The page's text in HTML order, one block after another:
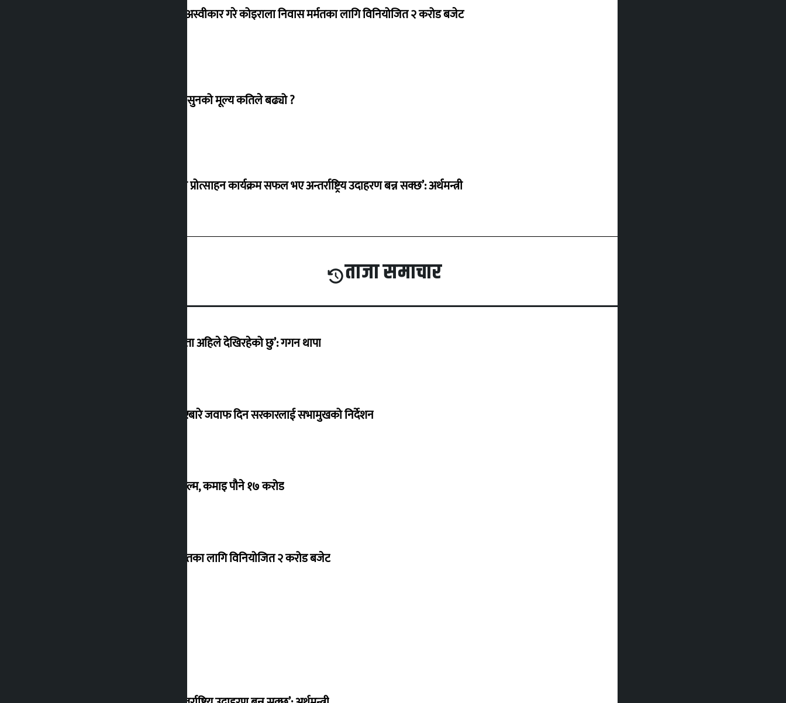
शेखरले अस्वीकार गरे कोइराला निवास मर्मतका लागि विनियोजित २ करोड बजेट
शुक्रबार सुनको मूल्य कतिले बढ्यो ?
‘करदाता प्रोत्साहन कार्यक्रम सफल भए अन्तर्राष्ट्रिय उदाहरण बन्न सक्छ’: अर्थमन्त्री
ताजा समाचार
‘देशमा कहिल्यै नभएको शासकीय अराजकता अहिले देखिरहेको छु’: गगन थापा
सांसद यादवले उठाएको ढल्केबर ट्रमा सेन्टरबारे जवाफ दिन सरकारलाई सभामुखको निर्देशन
‘गौंथली’ बन्यो धेरै कमाउने सातौं नेपाली फिल्म, कमाइ पौने १७ करोड
शेखरले अस्वीकार गरे कोइराला निवास मर्मतका लागि विनियोजित २ करोड बजेट